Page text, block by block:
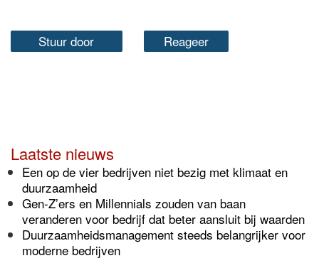
Stuur door Reageer
Laatste nieuws
Een op de vier bedrijven niet bezig met klimaat en
duurzaamheid
Gen-Z’ers en Millennials zouden van baan
veranderen voor bedrijf dat beter aansluit bij waarden
Duurzaamheidsmanagement steeds belangrijker voor
moderne bedrijven